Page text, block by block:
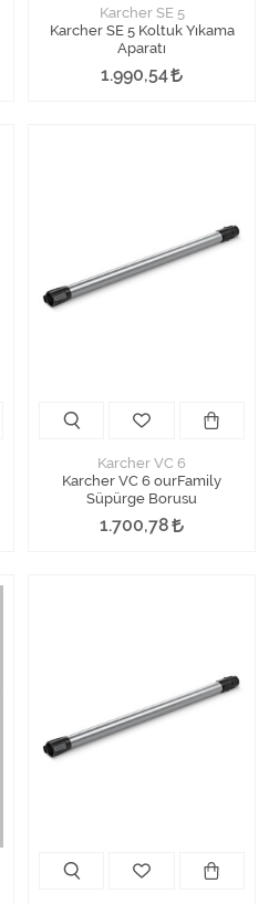
Karcher SE 5
Karcher SE 5 Koltuk Yıkama
Aparatı
1.990,54
Karcher VC 6
Karcher VC 6 ourFamily
Süpürge Borusu
1.700,78